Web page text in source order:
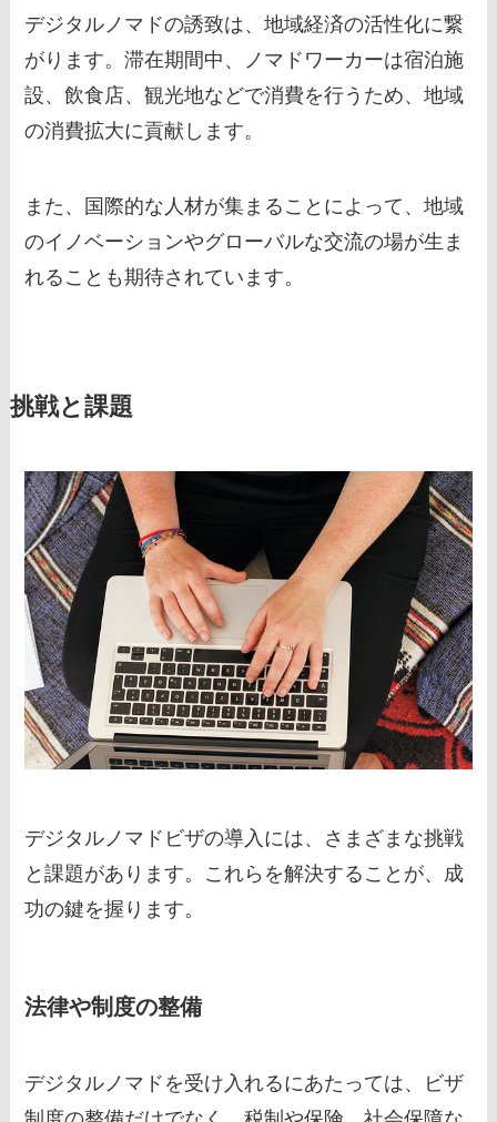
デジタルノマドの誘致は、地域経済の活性化に繋
がります。滞在期間中、ノマドワーカーは宿泊施
設、飲食店、観光地などで消費を行うため、地域
の消費拡大に貢献します。
また、国際的な人材が集まることによって、地域
のイノベーションやグローバルな交流の場が生ま
れることも期待されています。
挑戦と課題
デジタルノマドビザの導入には、さまざまな挑戦
と課題があります。これらを解決することが、成
功の鍵を握ります。
法律や制度の整備
デジタルノマドを受け入れるにあたっては、ビザ